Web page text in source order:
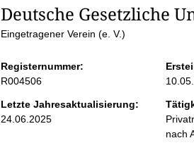
e
n
i
Deutsche Gesetzliche
Eingetragener Verein (e. V.)
Registernummer:
R004506
Letzte Jahresaktualisierung:
24.06.2025
nach